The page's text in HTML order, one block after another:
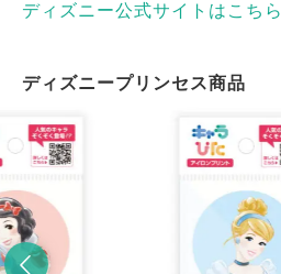
ディズニー公式サイトはこちら
ディズニープリンセス商品